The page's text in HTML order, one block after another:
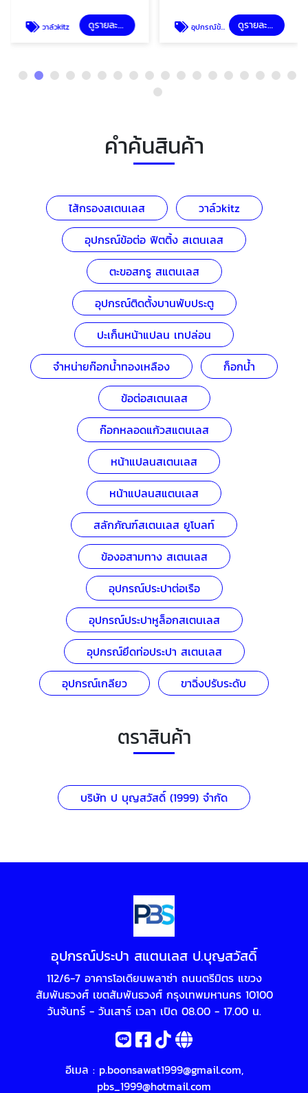
วาล์วkitz ดูรายละเอียด อุปกรณ์ข้อต่อ ฟิตติ้ง สเตนเลส ดูรายละเอียด
คำค้นสินค้า
ไส้กรองสเตนเลส
วาล์วkitz
อุปกรณ์ข้อต่อ ฟิตติ้ง สเตนเลส
ตะขอสกรู สแตนเลส
อุปกรณ์ติดตั้งบานพับประตู
ปะเก็นหน้าแปลน เทปล่อน
จำหน่ายก๊อกน้ำทองเหลือง
ก็อกน้ำ
ข้อต่อสเตนเลส
ก๊อกหลอดแก้วสแตนเลส
หน้าแปลนสเตนเลส
หน้าแปลนสแตนเลส
สลักภัณฑ์สเตนเลส ยูโบลท์
ข้องอสามทาง สเตนเลส
อุปกรณ์ประปาต่อเรือ
อุปกรณ์ประปาหูล็อกสเตนเลส
อุปกรณ์ยึดท่อประปา สเตนเลส
อุปกรณ์เกลียว
ขาฉิ่งปรับระดับ
ตราสินค้า
บริษัท ป บุญสวัสดิ์ (1999) จำกัด
อุปกรณ์ประปา สแตนเลส ป.บุญสวัสดิ์
112/6-7 อาคารโอเดียนพลาซ่า ถนนตรีมิตร แขวง
สัมพันธวงศ์ เขตสัมพันธวงศ์ กรุงเทพมหานคร 10100
วันจันทร์ - วันเสาร์ เวลา เปิด 08.00 - 17.00 น.
อีเมล : p.boonsawat1999@gmail.com,
pbs_1999@hotmail.com